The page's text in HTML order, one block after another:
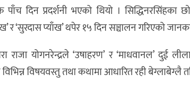
दिन प्रदर्शनी भएको थियो । सिद्धिनरसिंहका
र ‘सुरदास प्याँख’ थपेर १५ दिन सञ्चालन गरिएको
राजा योगनरेन्द्रले ‘उषाहरण’ र ‘माधवानल’ दुई
विषयवस्तु तथा कथामा आधारित रही बेग्लाबेग्लै